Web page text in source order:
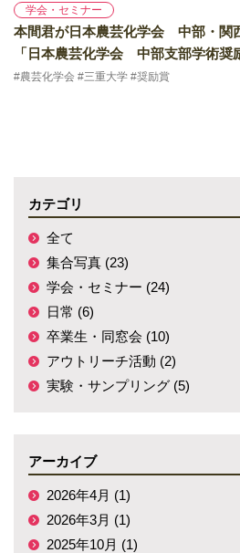
学会・セミナー
本間君が日本農芸化学会 中部・関
「日本農芸化学会 中部支部学術奨
#農芸化学会 #三重大学 #奨励賞
カテゴリ
全て
集合写真 (23)
学会・セミナー (24)
日常 (6)
卒業生・同窓会 (10)
アウトリーチ活動 (2)
実験・サンプリング (5)
アーカイブ
2026年4月 (1)
2026年3月 (1)
2025年10月 (1)